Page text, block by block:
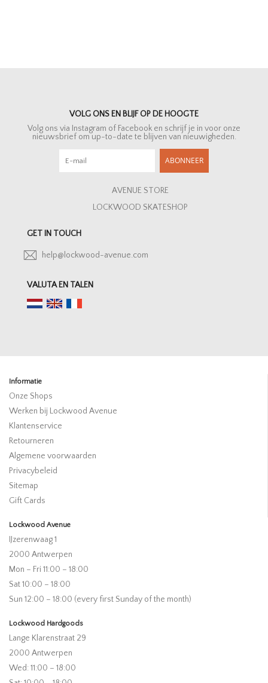
VOLG ONS EN BLIJF OP DE HOOGTE
Volg ons via Instagram of Facebook en schrijf je in voor onze
nieuwsbrief om up-to-date te blijven van nieuwigheden.
ABONNEER
AVENUE STORE
LOCKWOOD SKATESHOP
GET IN TOUCH
help@lockwood-avenue.com
VALUTA EN TALEN
Informatie
Onze Shops
Werken bij Lockwood Avenue
Klantenservice
Retourneren
Algemene voorwaarden
Privacybeleid
Sitemap
Gift Cards
Lockwood Avenue
IJzerenwaag 1
2000 Antwerpen
Mon – Fri 11:00 – 18:00
Sat 10:00 – 18:00
Sun 12:00 – 18:00 (every first Sunday of the month)
Lockwood Hardgoods
Lange Klarenstraat 29
2000 Antwerpen
Wed: 11:00 – 18:00